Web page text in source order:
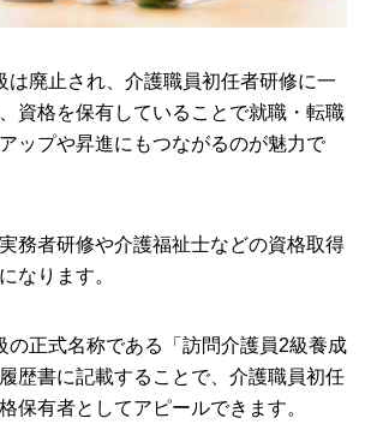
は廃止され、介護職員初任者研修に一
資格を保有していることで就職・転職
ップや昇進にもつながるのが魅力で
務者研修や介護福祉士などの資格取得
なります。
の正式名称である「訪問介護員2級養成
歴書に記載することで、介護職員初任
保有者としてアピールできます。